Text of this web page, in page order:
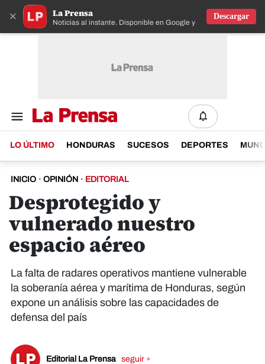
× La Prensa
Noticias al instante. Disponible en Google y IOS
Descargar
LO ÚLTIMO HONDURAS SUCESOS DEPORTES
INICIO · OPINIÓN · EDITORIAL
Desprotegido y
vulnerado nuestro
espacio aéreo
La falta de radares operativos mantiene vulnerable
la soberanía aérea y marítima de Honduras, según
expone un análisis sobre las capacidades de
defensa del país
Editorial La Prensa seguir +